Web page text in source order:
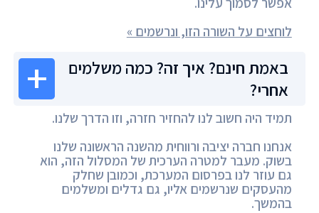
לוחצים על השורה הזו, ונרשמים »
באמת חינם? איך זה? כמה משלמים
אחרי?
תמיד היה חשוב לנו להחזיר חזרה, וזו הדרך שלנו.
אנחנו חברה יציבה ורווחית מהשנה הראשונה שלנו
בשוק. מעבר למטרה הערכית של המסלול הזה, הוא
גם עוזר לנו בפרסום המערכת, וכמובן שחלק
מהעסקים שנרשמים אליו, גם גדלים ומשלמים
בהמשך.